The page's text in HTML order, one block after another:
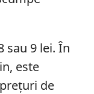
sau 9 lei. În
este
de